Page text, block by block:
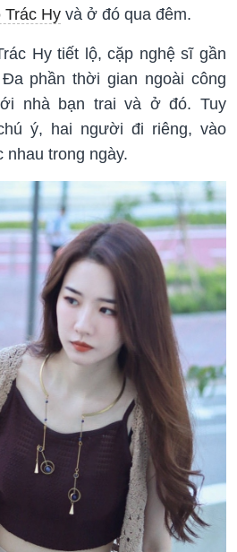
Trác Hy và ở đó qua đêm.
Hy tiết lộ, cặp nghệ sĩ gần
phần thời gian ngoài công
nhà bạn trai và ở đó. Tuy
ý, hai người đi riêng, vào
nhau trong ngày.